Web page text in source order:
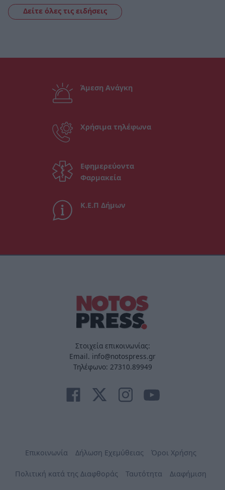
Δείτε όλες τις ειδήσεις
Άμεση Ανάγκη
Χρήσιμα τηλέφωνα
Εφημερεύοντα
Φαρμακεία
Κ.Ε.Π Δήμων
Στοιχεία επικοινωνίας:
Email. info@notospress.gr
Τηλέφωνο: 27310.89949
Επικοινωνία Δήλωση Εχεμύθειας Όροι Χρήσης
Πολιτική κατά της Διαφθοράς Ταυτότητα Διαφήμιση